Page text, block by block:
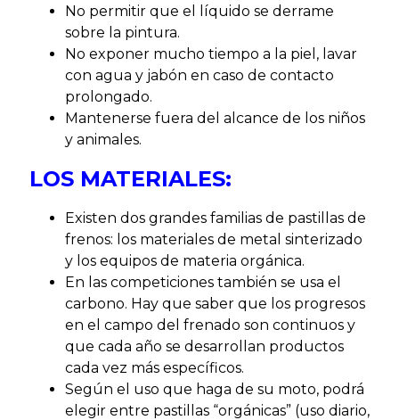
No permitir que el líquido se derrame
sobre la pintura.
No exponer mucho tiempo a la piel, lavar
con agua y jabón en caso de contacto
prolongado.
Mantenerse fuera del alcance de los niños
y animales.
LOS MATERIALES:
Existen dos grandes familias de pastillas de
frenos: los materiales de metal sinterizado
y los equipos de materia orgánica.
En las competiciones también se usa el
carbono. Hay que saber que los progresos
en el campo del frenado son continuos y
que cada año se desarrollan productos
cada vez más específicos.
Según el uso que haga de su moto, podrá
elegir entre pastillas “orgánicas” (uso diario,